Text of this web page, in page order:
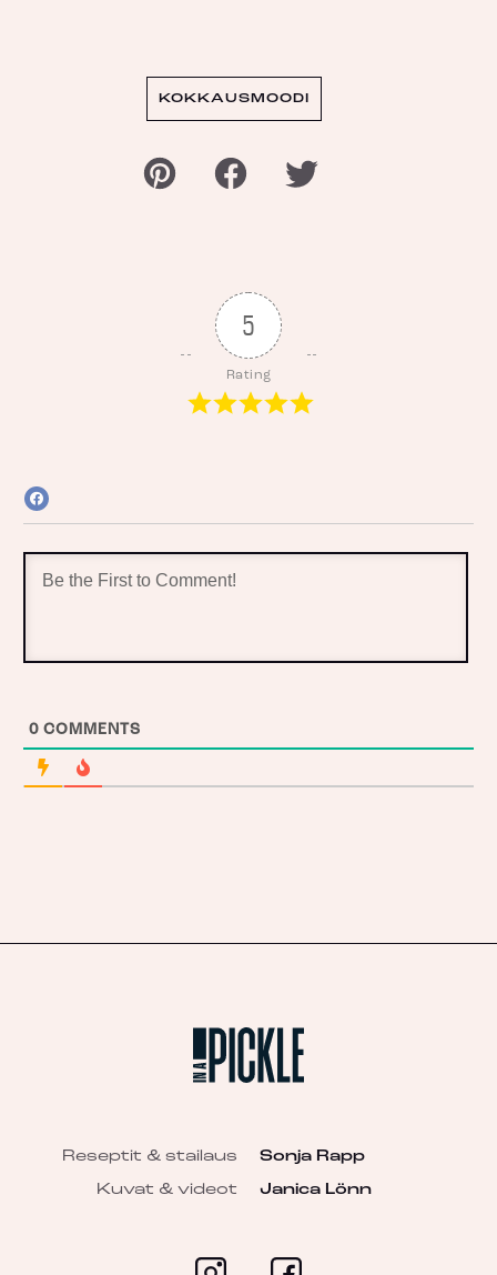
KOKKAUSMOODI
5
Rating
0 COMMENTS
Reseptit & stailaus
Sonja Rapp
Kuvat & videot
Janica Lönn